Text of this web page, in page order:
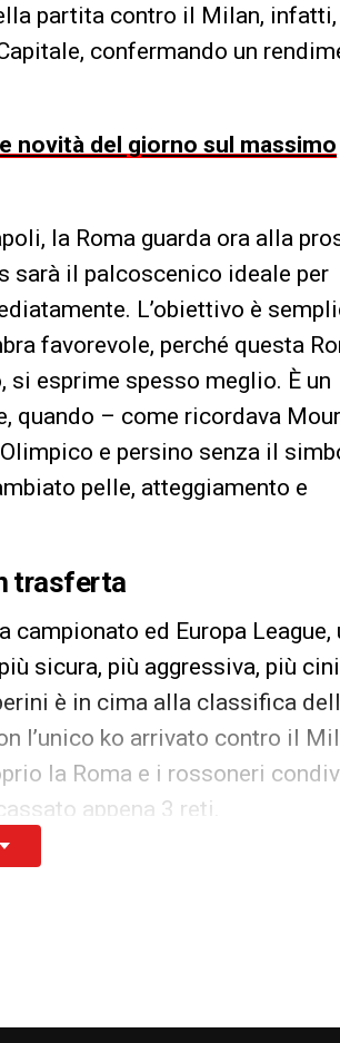
partita contro il Milan,
confermando un
novità del giorno sul massimo
la Roma guarda ora alla
sarà il palcoscenico ideale per
L’obiettivo è
favorevole, perché questa
esprime spesso meglio. È un
quando – come ricordava
e persino senza il
pelle, atteggiamento e
trasferta
ed Europa League,
sicura, più aggressiva, più
è in cima alla classifica
l’unico ko arrivato contro il
la Roma e i rossoneri
appena 3 reti.
linea: percorso perfetto, 6 punti